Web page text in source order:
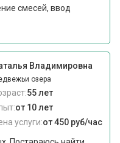
смесей, ввод
Владимировна
озера
55 лет
от 10 лет
услуги:от 450 руб/час